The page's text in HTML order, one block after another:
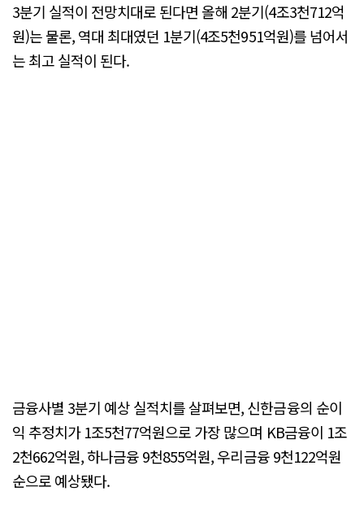
3분기 실적이 전망치대로 된다면 올해 2분기(4조3천712억
원)는 물론, 역대 최대였던 1분기(4조5천951억원)를 넘어서
는 최고 실적이 된다.
금융사별 3분기 예상 실적치를 살펴보면, 신한금융의 순이
익 추정치가 1조5천77억원으로 가장 많으며 KB금융이 1조
2천662억원, 하나금융 9천855억원, 우리금융 9천122억원
순으로 예상됐다.